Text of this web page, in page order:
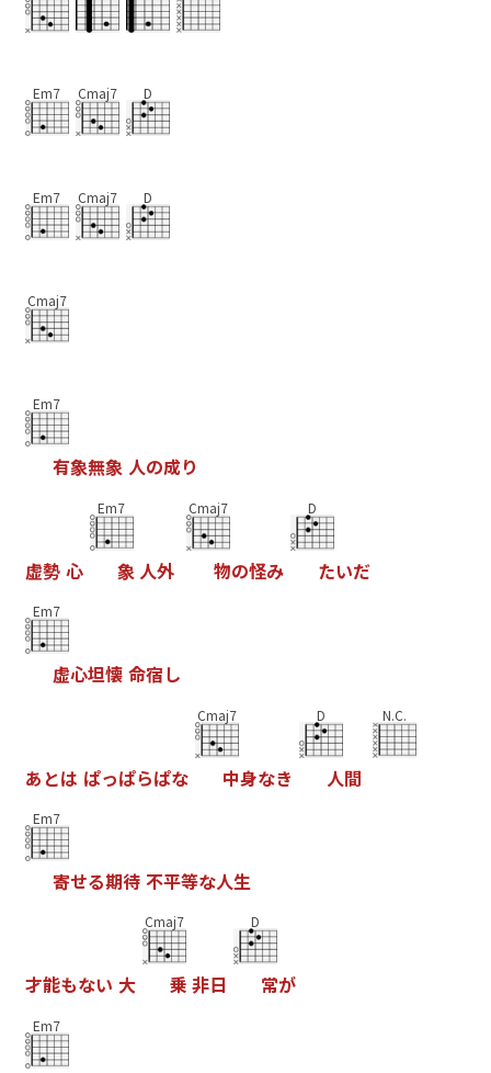
Em7 Cmaj7 D
Em7 Cmaj7 D
Cmaj7
Em7
有象無象 人の成り
虚勢 心
Em7
象 人外
Cmaj7
物の怪み
D
たいだ
Em7
虚心坦懐 命宿し
あ とは ぱっぱらぱな
Cmaj7
中身なき
D
人間
N.C.
Em7
寄せる期待 不平等な人生
才能もない 大
Cmaj7
乗 非日
D
常が
Em7